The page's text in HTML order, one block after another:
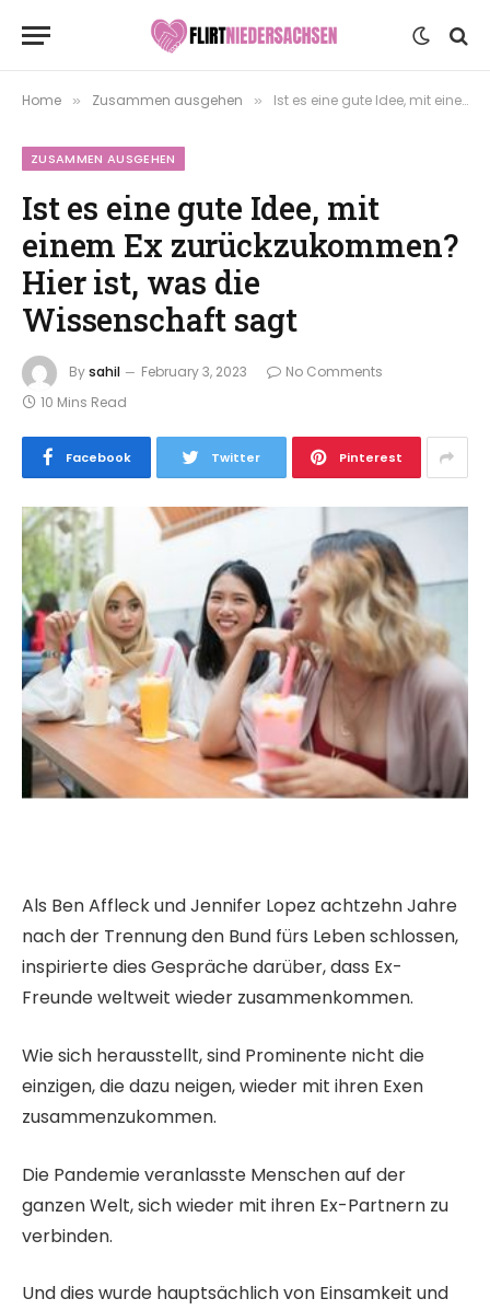
Home » Zusammen ausgehen » Ist es eine gute Idee, mit einem Ex zurückzukommen? Hier ist, was die Wissenschaft sagt
ZUSAMMEN AUSGEHEN
Ist es eine gute Idee, mit
einem Ex zurückzukommen?
Hier ist, was die
Wissenschaft sagt
Bysahil February 3, 2023
No Comments
10 Mins Read
Facebook Twitter Pinterest
Als Ben Affleck und Jennifer Lopez achtzehn Jahre
nach der Trennung den Bund fürs Leben schlossen,
inspirierte dies Gespräche darüber, dass Ex-
Freunde weltweit wieder zusammenkommen.
Wie sich herausstellt, sind Prominente nicht die
einzigen, die dazu neigen, wieder mit ihren Exen
zusammenzukommen.
Die Pandemie veranlasste Menschen auf der
ganzen Welt, sich wieder mit ihren Ex-Partnern zu
verbinden.
Und dies wurde hauptsächlich von Einsamkeit und